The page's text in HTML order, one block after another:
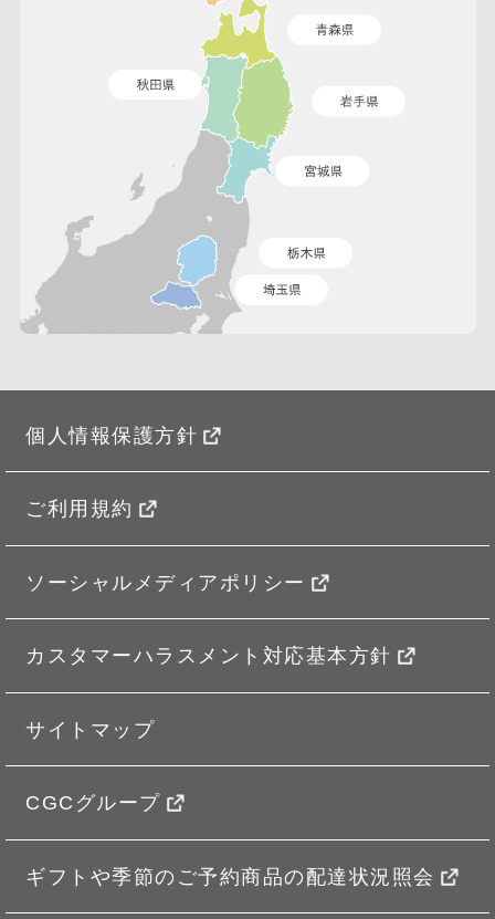
個人情報保護方針
ご利用規約
ソーシャルメディアポリシー
カスタマーハラスメント対応基本方針
サイトマップ
CGCグループ
ギフトや季節のご予約商品の配達状況照会